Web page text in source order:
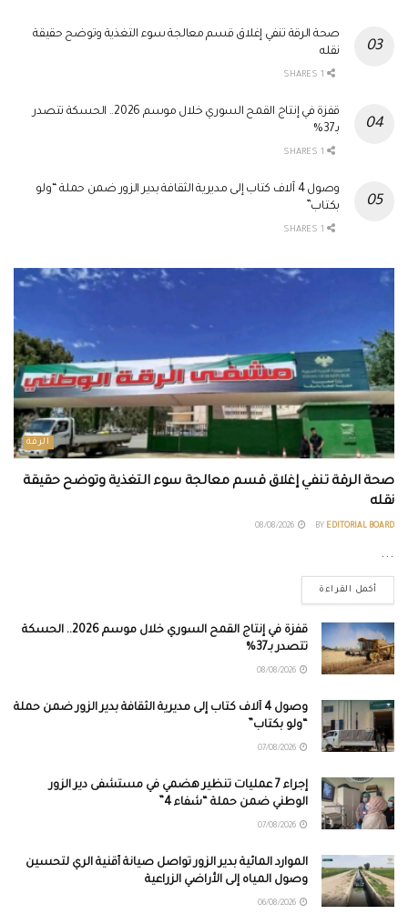
صحة الرقة تنفي إغلاق قسم معالجة سوء التغذية وتوضح حقيقة
نقله
قفزة في إنتاج القمح السوري خلال موسم 2026.. الحسكة تتصدر
بـ37%
وصول 4 آلاف كتاب إلى مديرية الثقافة بدير الزور ضمن حملة “ولو
بكتاب”
الرقة
صحة الرقة تنفي إغلاق قسم معالجة سوء التغذية وتوضح حقيقة
نقله
BY EDITORIAL BOARD
...
أكمل القراءة
قفزة في إنتاج القمح السوري خلال موسم 2026.. الحسكة
تتصدر بـ37%
وصول 4 آلاف كتاب إلى مديرية الثقافة بدير الزور ضمن حملة
“ولو بكتاب”
إجراء 7 عمليات تنظير هضمي في مستشفى دير الزور
الوطني ضمن حملة “شفاء 4”
الموارد المائية بدير الزور تواصل صيانة أقنية الري لتحسين
وصول المياه إلى الأراضي الزراعية